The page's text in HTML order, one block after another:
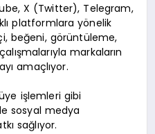
X (Twitter), Telegram,
platformlara yönelik
beğeni, görüntüleme,
markaların
amaçlıyor.
işlemleri gibi
sosyal medya
sağlıyor.